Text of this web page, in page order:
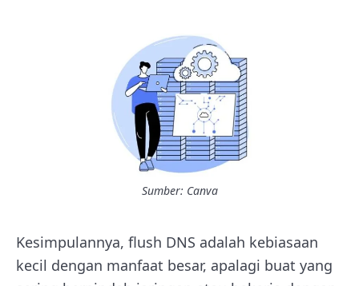
Sumber: Canva
Kesimpulannya, flush DNS adalah kebiasaan
kecil dengan manfaat besar, apalagi buat yang